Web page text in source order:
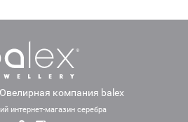
компания balex
интернет-магазин серебра